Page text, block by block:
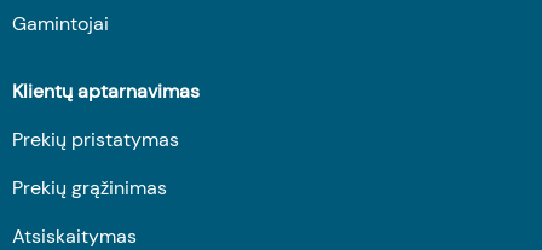
Gamintojai
Klientų aptarnavimas
Prekių pristatymas
Prekių grąžinimas
Atsiskaitymas